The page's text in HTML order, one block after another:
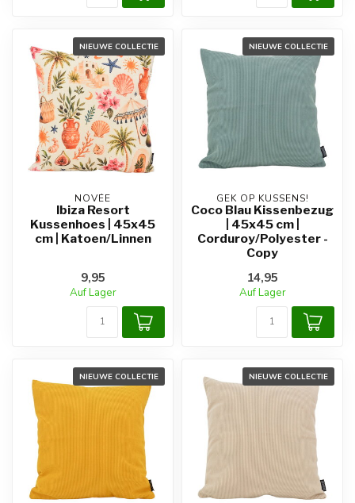
NIEUWE COLLECTIE
NOVÉE
Ibiza Resort
Kussenhoes | 45x45
cm | Katoen/Linnen
9,95
Auf Lager
NIEUWE COLLECTIE
GEK OP KUSSENS!
Coco Blau Kissenbezug
| 45x45 cm |
Corduroy/Polyester -
Copy
14,95
Auf Lager
NIEUWE COLLECTIE NIEUWE COLLECTIE